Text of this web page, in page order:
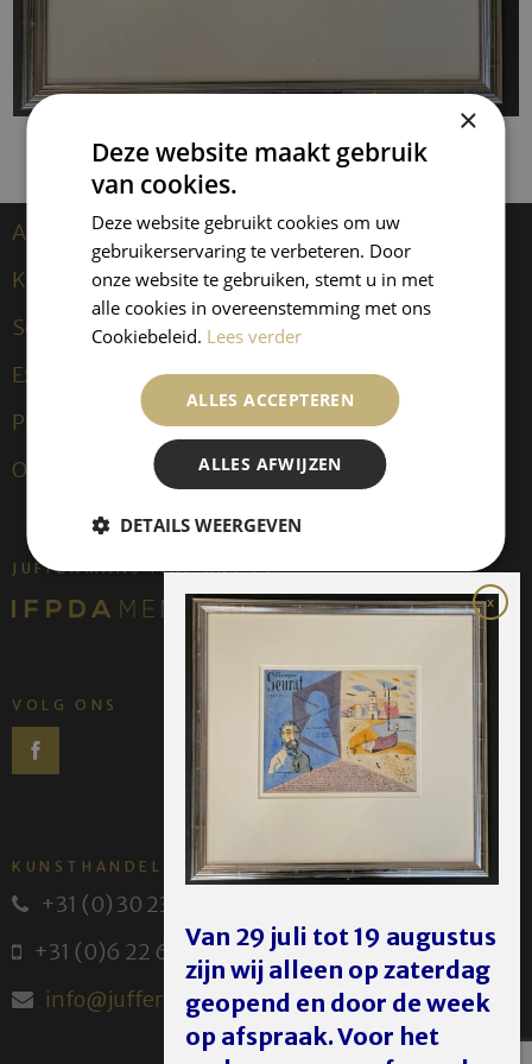
Artiesten
Kees van Dongen
Sculpturen
Exposities
Publicaties
Over ons
JUFFERMANS FINE ART IS:
VOLG ONS
KUNSTHANDEL JUFFERMANS
+31 (0) 30 231 14 63
+31 (0)6 22 614 582
info@juffermans.nl
Van 29 juli tot 19 augustus
zijn wij alleen op zaterdag
geopend en door de week
op afspraak. Voor het
×
Deze website maakt gebruik
van cookies.
Deze website gebruikt cookies om uw
gebruikerservaring te verbeteren. Door
onze website te gebruiken, stemt u in met
alle cookies in overeenstemming met ons
Cookiebeleid. Lees verder
ALLES ACCEPTEREN
ALLES AFWIJZEN
DETAILS WEERGEVEN